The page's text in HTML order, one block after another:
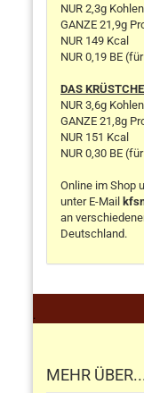
NUR 2,3g
GANZE 21,9g
NUR 149 Kcal
NUR 0,19 BE
DAS
NUR 3,6g
GANZE 21,8g
NUR 151 Kcal
NUR 0,30 BE
Online im Shop
unter E-Mail
an
Deutschland.
.
MEHR